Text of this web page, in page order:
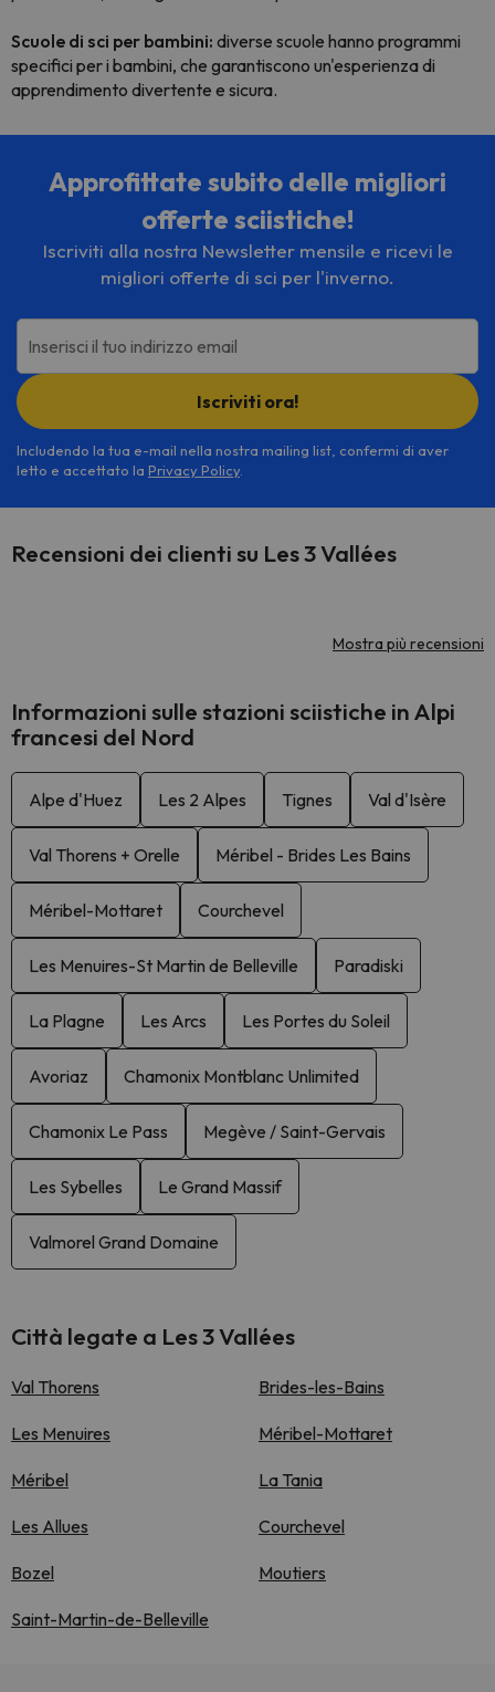
Scuole di sci per bambini: diverse scuole hanno programmi
specifici per i bambini, che garantiscono un'esperienza di
apprendimento divertente e sicura.
Approfittate subito delle migliori
offerte sciistiche!
Iscriviti alla nostra Newsletter mensile e ricevi le
migliori offerte di sci per l'inverno.
Inserisci il tuo indirizzo email
Iscriviti ora!
Includendo la tua e-mail nella nostra mailing list, confermi di aver
letto e accettato la Privacy Policy.
Recensioni dei clienti su Les 3 Vallées
Mostra più recensioni
Informazioni sulle stazioni sciistiche in Alpi
francesi del Nord
Alpe d'Huez Les 2 Alpes Tignes Val d'Isère
Val Thorens + Orelle Méribel - Brides Les Bains
Méribel-Mottaret Courchevel
Les Menuires-St Martin de Belleville Paradiski
La Plagne Les Arcs Les Portes du Soleil
Avoriaz Chamonix Montblanc Unlimited
Chamonix Le Pass Megève / Saint-Gervais
Les Sybelles Le Grand Massif
Valmorel Grand Domaine
Città legate a Les 3 Vallées
Val Thorens Brides-les-Bains
Les Menuires Méribel-Mottaret
Méribel La Tania
Les Allues Courchevel
Bozel Moutiers
Saint-Martin-de-Belleville